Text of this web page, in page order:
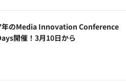
年のMedia Innovation Conference
開催！3月10日から